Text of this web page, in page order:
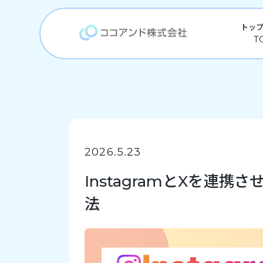
トッ
2026.5.23
InstagramとXを連携さ
法